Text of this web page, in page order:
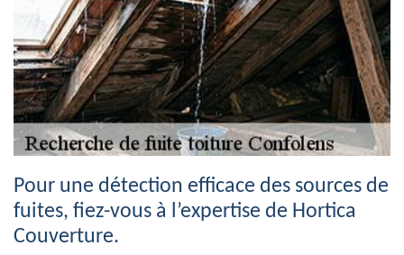
Pour une détection efficace des sources de
fuites, fiez-vous à l’expertise de Hortica
Couverture.